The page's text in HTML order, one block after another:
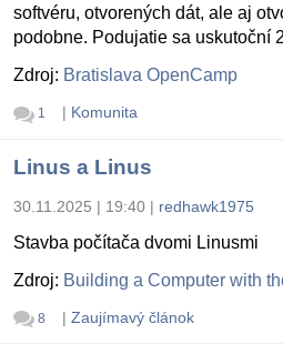
softvéru, otvorených dát, ale aj
podobne. Podujatie sa uskutoční
Zdroj: Bratislava OpenCamp
1 | Komunita
Linus a Linus
30.11.2025 | 19:40 | redhawk1975
Stavba počítača dvomi Linusmi
Zdroj: Building a Computer with
8 | Zaujímavý článok